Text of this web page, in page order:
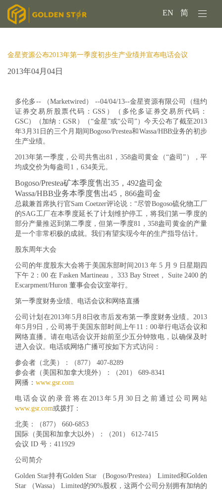
EN 简
金星资源公布2013年第一季度初步生产业绩并宣布电话会议
2013年04月04日
多伦多-- （Marketwired） --04/04/13--金星资源有限公司（纽约
证券交易所股票代码：GSS）（多伦多证券交易所代码：
GSC）（加纳：GSR）（“金星”或“公司”）今天公布了截至2013
年3月31日的三个月期间Bogoso/Prestea和Wassa/HBB业务的初步
生产业绩。
2013年第一季度，公司共售出81，358盎司黄金（“盎司”），平
均成交价为每盎司1，634美元。
Bogoso/Prestea矿本季度售出35，492盎司金
Wassa/HBB业务本季度售出45，866盎司金
总裁兼首席执行官Sam Coetzer评论说：“尽管Bogoso硫化物工厂
的SAG工厂在本季度延长了计划维护停工，将我们第一季度的
部分产量推迟到第二季度，但第一季度81，358盎司黄金的产量
是一个非常积极的成就。我们有望实现今年的生产指导估计。
股东周年大会
公司的年度股东大会将于美国东部时间2013 年 5 月 9 日星期四
下午 2：00 在 Fasken Martineau， 333 Bay Street， Suite 2400 的
Escarpment/Huron 董事会会议室举行。
第一季度财务业绩、电话会议和网络直播
公司计划在2013年5月8日收市后发布第一季度财务业绩。2013
年5月9日，公司将于美国东部时间上午11：00举行电话会议和
网络直播。请在电话会议开始前至少五分钟致电，以确保及时
进入会议。电话或网络广播可按如下方式访问：
参会者（北美）：
（877） 407-8289
参会者（美国和加拿大境外）：
（201） 689-8341
网播： www.gsr.com
电话会议的录音将在2013年5月30日之前通过公司网站
www.gsr.com或拨打：
北美：
（877） 660-6853
国际（美国和加拿大以外）：
（201） 612-7415
会议 ID 号：411929
公司简介
Golden Star持有Golden Star （Bogoso/Prestea） Limited和Golden
Star （Wassa） Limited的90%股权，这两个公司分别拥有加纳的